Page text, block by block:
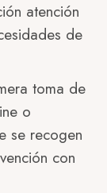
atención
de
toma de
o
se recogen
con